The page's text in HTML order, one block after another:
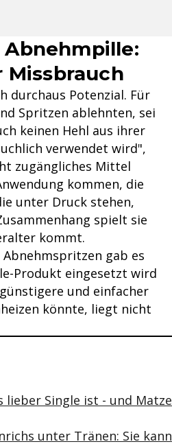
Missbrauch
durchaus Potenzial. Für
Spritzen ablehnten, sei
keinen Hehl aus ihrer
verwendet wird",
zugängliches Mittel
kommen, die
unter Druck stehen,
spielt sie
kommt.
gab es
Produkt eingesetzt wird
und einfacher
könnte, liegt nicht
lieber Single ist - und Matze
unter Tränen: Sie kann